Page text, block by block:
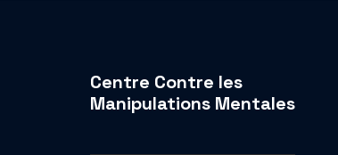
Centre Contre les
Manipulations Mentales